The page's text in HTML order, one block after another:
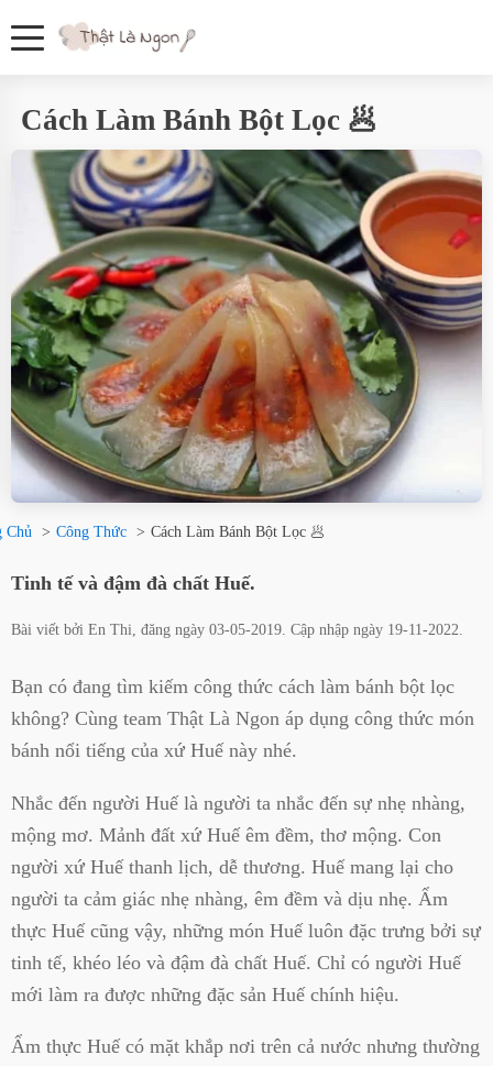
Cách Làm Bánh Bột Lọc 🥟
Chủ Công Thức Cách Làm Bánh Bột Lọc 🥟
Tinh tế và đậm đà chất Huế.
Bài viết bởi En Thi, đăng ngày 03-05-2019. Cập nhập ngày 19-11-2022.
Bạn có đang tìm kiếm công thức cách làm bánh bột lọc
không? Cùng team Thật Là Ngon áp dụng công thức món
bánh nổi tiếng của xứ Huế này nhé.
Nhắc đến người Huế là người ta nhắc đến sự nhẹ nhàng,
mộng mơ. Mảnh đất xứ Huế êm đềm, thơ mộng. Con
người xứ Huế thanh lịch, dễ thương. Huế mang lại cho
người ta cảm giác nhẹ nhàng, êm đềm và dịu nhẹ. Ẩm
thực Huế cũng vậy, những món Huế luôn đặc trưng bởi sự
tinh tế, khéo léo và đậm đà chất Huế. Chỉ có người Huế
mới làm ra được những đặc sản Huế chính hiệu.
Ẩm thực Huế có mặt khắp nơi trên cả nước nhưng thường